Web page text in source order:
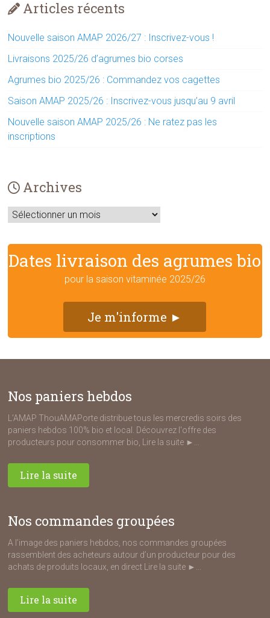
Articles récents
Nouvelle saison AMAP 2026/27 : Inscrivez-vous !
Livraisons 2025/26 d’agrumes bio corses
Agrumes bio 2025/26 : Commandez vos cagettes
Saison AMAP 2025/26 : Inscrivez-vous jusqu’au 9 avril
Nouvelle saison AMAP 2025/26 : Ne ratez pas les
inscriptions
Archives
Archives
Dates livraison des agrumes bio
pour la saison vitaminée 2025/26
Je m'informe ►
Nos paniers hebdos
L’AMAP ThouAMAPorte distribue tous les mercredis soirs des
paniers hebdos 100% bio et local. Découvrez l'offre des
producteurs pour consommer bio, Lire la suite ►...
Lire la suite
Nos commandes groupées
A l’image des paniers hebdos, nos commandes groupées
rassemblent des acheteurs autour d’un producteur pour des
achats de produits locaux, en direct Lire la suite ►...
Lire la suite